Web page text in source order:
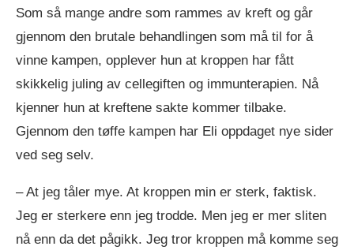
Som så mange andre som rammes av kreft og går
gjennom den brutale behandlingen som må til for å
vinne kampen, opplever hun at kroppen har fått
skikkelig juling av cellegiften og immunterapien. Nå
kjenner hun at kreftene sakte kommer tilbake.
Gjennom den tøffe kampen har Eli oppdaget nye sider
ved seg selv.
– At jeg tåler mye. At kroppen min er sterk, faktisk.
Jeg er sterkere enn jeg trodde. Men jeg er mer sliten
nå enn da det pågikk. Jeg tror kroppen må komme seg